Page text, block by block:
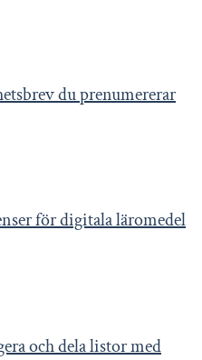
du prenumererar
för digitala läromedel
och dela listor med